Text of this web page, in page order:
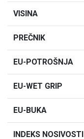
VISINA
PREČNIK
EU-POTROŠNJA
EU-WET GRIP
EU-BUKA
INDEKS NOSIVOSTI